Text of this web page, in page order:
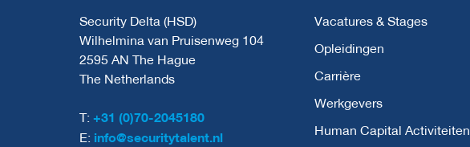
Security Delta (HSD)
Wilhelmina van Pruisenweg 104
2595 AN The Hague
The Netherlands
T: +31 (0)70-2045180
E: info@securitytalent.nl
Vacatures & Stages
Opleidingen
Carrière
Werkgevers
Human Capital Activiteiten